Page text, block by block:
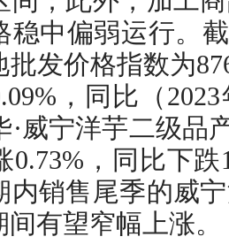
稳中偏弱运行。
发价格指数为
，同比（
·威宁洋芋二级品
0.73%，同比下
内销售尾季的威
有望窄幅上涨。